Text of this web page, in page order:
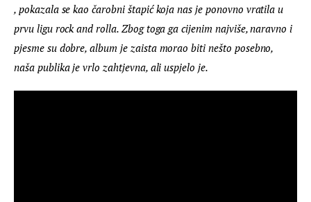
, pokazala se kao čarobni štapić koja nas je ponovno vratila u
prvu ligu rock and rolla. Zbog toga ga cijenim najviše, naravno i
pjesme su dobre, album je zaista morao biti nešto posebno,
naša publika je vrlo zahtjevna, ali uspjelo je.